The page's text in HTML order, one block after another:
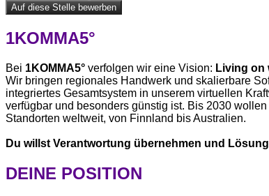
Auf diese Stelle bewerben
1KOMMA5°
Bei 1KOMMA5° verfolgen wir eine Vision: Living on
Wir bringen regionales Handwerk und skalierbare
integriertes Gesamtsystem in unserem virtuellen
verfügbar und besonders günstig ist. Bis 2030
Standorten weltweit, von Finnland bis Australien.
Du willst Verantwortung übernehmen und
DEINE POSITION